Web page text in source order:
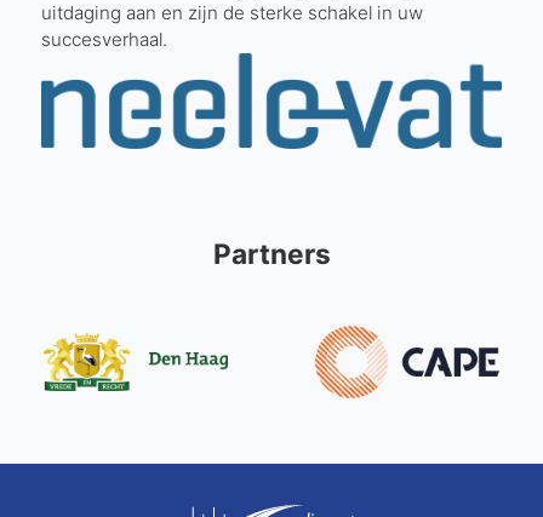
uitdaging aan en zijn de sterke schakel in uw
succesverhaal.
Partners